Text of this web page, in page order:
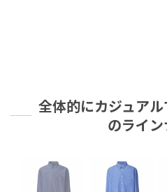
全体的にカジュア
のライ